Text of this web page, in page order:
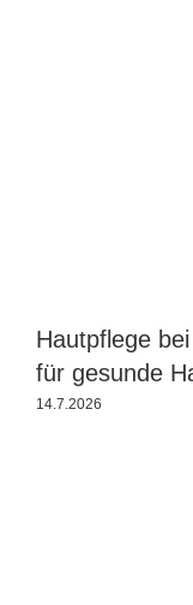
Hautpflege
für gesunde
14.7.2026